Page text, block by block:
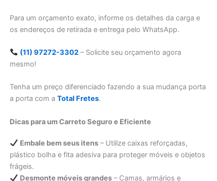
Para um orçamento exato, informe os detalhes da carga e
os endereços de retirada e entrega pelo WhatsApp.
(11) 97272-3302– Solicite seu orçamento agora
mesmo!
Tenha um preço diferenciado fazendo a sua mudança porta
a porta com a Total Fretes.
Dicas para um Carreto Seguro e Eficiente
Embale bem seus itens– Utilize caixas reforçadas,
plástico bolha e fita adesiva para proteger móveis e objetos
frágeis.
Desmonte móveis grandes– Camas, armários e